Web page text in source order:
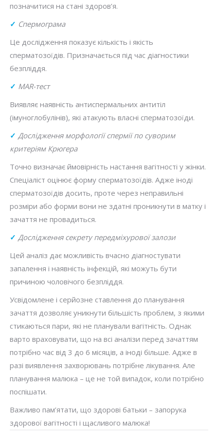
позначитися на стані здоров’я.
✓ Спермограма
Це дослідження показує кількість і якість
сперматозоїдів. Призначається під час діагностики
безпліддя.
✓ MAR-тест
Виявляє наявність антиспермальних антитіл
(імуноглобулінів), які атакують власні сперматозоїди.
✓ Дослідження морфології спермії по суворим
критеріям Крюгера
Точно визначає ймовірність настання вагітності у жінки.
Спеціаліст оцінює форму сперматозоїдів. Адже іноді
сперматозоїдів досить, проте через неправильні
розміри або форми вони не здатні проникнути в матку і
зачаття не провадиться.
✓ Дослідження секрету передміхурової залози
Цей аналіз дає можливість вчасно діагностувати
запалення і наявність інфекцій, які можуть бути
причиною чоловічого безпліддя.
Усвідомлене і серйозне ставлення до планування
зачаття дозволяє уникнути більшість проблем, з якими
стикаються пари, які не планували вагітність. Однак
варто враховувати, що на всі аналізи перед зачаттям
потрібно час від 3 до 6 місяців, а іноді більше. Адже в
разі виявлення захворювань потрібне лікування. Але
планування малюка – це не той випадок, коли потрібно
поспішати.
Важливо пам’ятати, що здорові батьки – запорука
здорової вагітності і щасливого малюка!